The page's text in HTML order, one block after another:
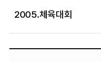
2005.체육대회